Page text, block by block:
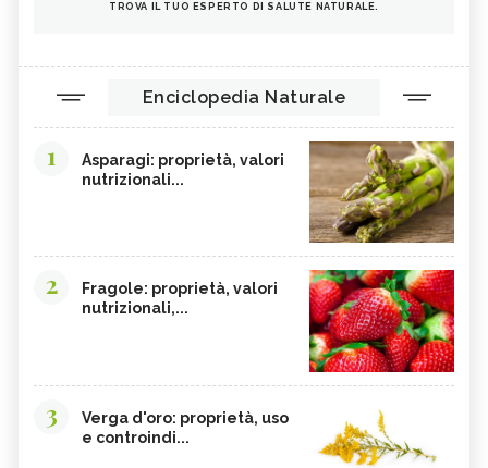
TROVA IL TUO ESPERTO DI SALUTE NATURALE.
Enciclopedia Naturale
1
Asparagi: proprietà, valori
nutrizionali...
2
Fragole: proprietà, valori
nutrizionali,...
3
Verga d'oro: proprietà, uso
e controindi...